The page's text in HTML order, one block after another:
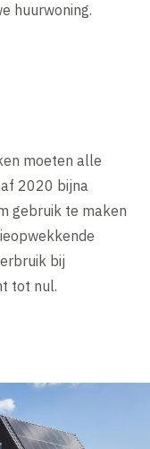
huurwoning.
moeten alle
2020 bijna
gebruik te maken
bij
tot nul.